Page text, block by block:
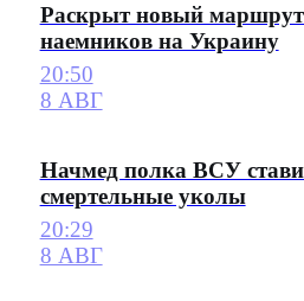
Раскрыт новый маршрут
наемников на Украину
20:50
8 АВГ
Начмед полка ВСУ
смертельные уколы
20:29
8 АВГ